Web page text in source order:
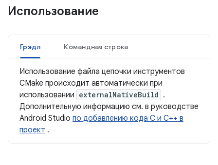
Использование
Грэдл Командная строка
Использование файла цепочки инструментов
CMake происходит автоматически при
использовании externalNativeBuild .
Дополнительную информацию см. в руководстве
Android Studio по добавлению кода C и C++ в
проект .